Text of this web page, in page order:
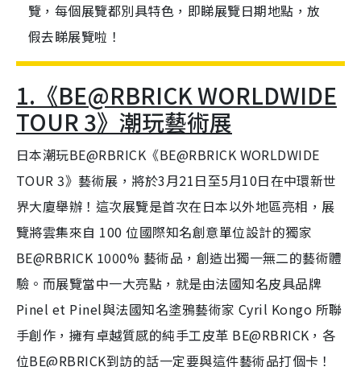
覽，每個展覽都別具特色，即睇展覽日期地點，放
假去睇展覽啦！
1.《BE@RBRICK WORLDWIDE
TOUR 3》潮玩藝術展
日本潮玩BE@RBRICK《BE@RBRICK WORLDWIDE
TOUR 3》藝術展，將於3月21日至5月10日在中環新世
界大廈舉辦！這次展覽是首次在日本以外地區亮相，展
覽將雲集來自 100 位國際知名創意單位設計的獨家
BE@RBRICK 1000% 藝術品，創造出獨一無二的藝術體
驗。而展覽當中一大亮點，就是由法國知名皮具品牌
Pinel et Pinel與法國知名塗鴉藝術家 Cyril Kongo 所聯
手創作，擁有卓越質感的純手工皮革 BE@RBRICK，各
位BE@RBRICK到訪的話一定要與這件藝術品打個卡！